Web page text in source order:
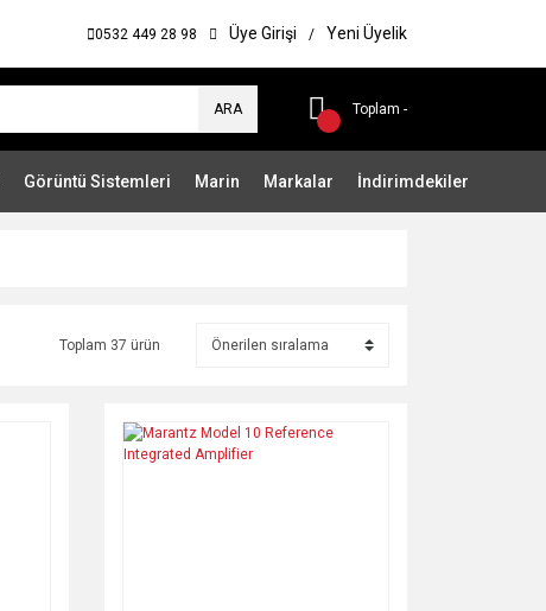
0532 449 28 98 Üye Girişi / Yeni Üyelik
ARA Toplam -
Görüntü Sistemleri Marin Markalar İndirimdekiler
Toplam 37 ürün